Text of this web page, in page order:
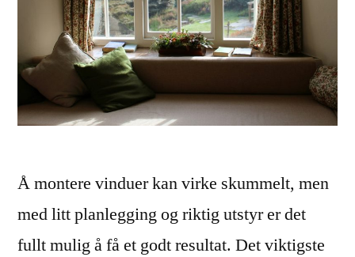
Å montere vinduer kan virke skummelt, men
med litt planlegging og riktig utstyr er det
fullt mulig å få et godt resultat. Det viktigste